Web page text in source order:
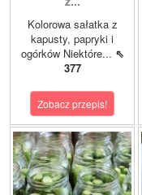
Kolorowa sałatka z
kapusty, papryki i
ogórków Niektóre... ⇖
377
Zobacz przepis!